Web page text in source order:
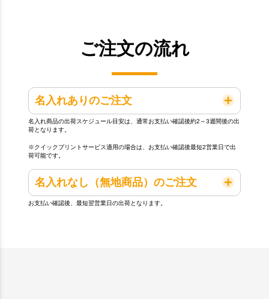
ご注文の流れ
名入れありのご注文
名入れ商品の出荷スケジュール目安は、通常お支払い確認後約2～3週間後の出
荷となります。
※クイックプリントサービス適用の場合は、お支払い確認後最短2営業日で出
荷可能です。
名入れなし（無地商品）のご注文
お支払い確認後、最短翌営業日の出荷となります。